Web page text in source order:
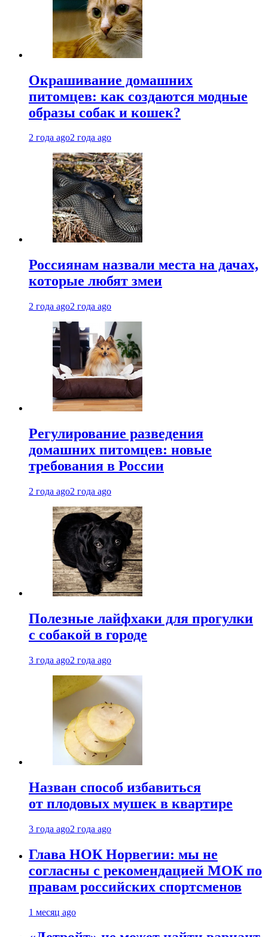
Окрашивание домашних
питомцев: как создаются модные
образы собак и кошек?
2 года ago2 года ago
Россиянам назвали места на дачах,
которые любят змеи
2 года ago2 года ago
Регулирование разведения
домашних питомцев: новые
требования в России
2 года ago2 года ago
Полезные лайфхаки для прогулки
с собакой в городе
3 года ago2 года ago
Назван способ избавиться
от плодовых мушек в квартире
3 года ago2 года ago
Глава НОК Норвегии: мы не
согласны с рекомендацией МОК по
правам российских спортсменов
1 месяц ago